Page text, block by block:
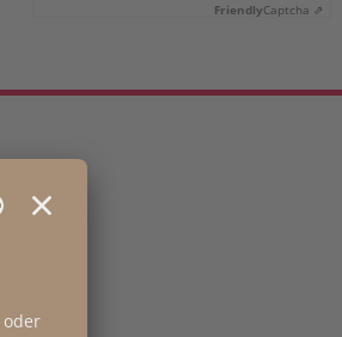
FriendlyCaptcha ⇗